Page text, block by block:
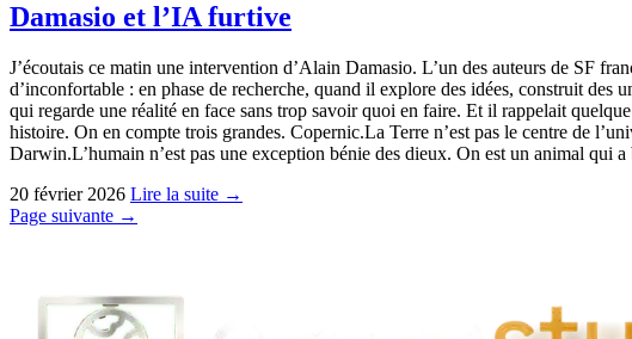
Damasio et l’IA furtive
J’écoutais ce matin une intervention d’Alain Damasio. L’un des auteurs de SF
d’inconfortable : en phase de recherche, quand il explore des idées, construit
qui regarde une réalité en face sans trop savoir quoi en faire. Et il rappelait
histoire. On en compte trois grandes. Copernic.La Terre n’est pas le centre de
Darwin.L’humain n’est pas une exception bénie des dieux. On est un animal qui
20 février 2026 Lire la suite →
Page suivante →